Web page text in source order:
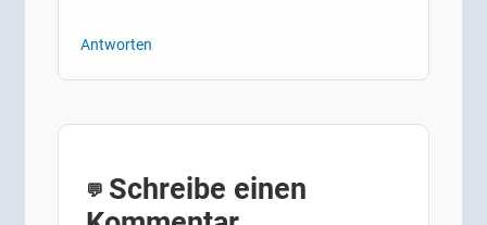
Antworten
Schreibe einen